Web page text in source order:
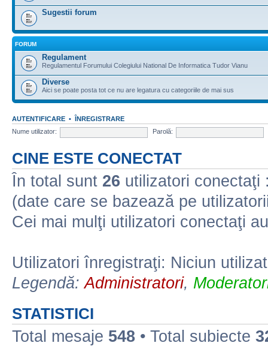
Sugestii forum
FORUM
Regulament
Regulamentul Forumului Colegiului National De Informatica Tudor Vianu
Diverse
Aici se poate posta tot ce nu are legatura cu categoriile de mai sus
AUTENTIFICARE • ÎNREGISTRARE
Nume utilizator:
Parolă:
CINE ESTE CONECTAT
În total sunt 26 utilizatori conectaţi
(date care se bazează pe
Cei mai mulţi utilizatori conectaţi
Utilizatori înregistraţi: Niciun
Legendă:Administratori,
STATISTICI
Total mesaje 548 • Total subiecte